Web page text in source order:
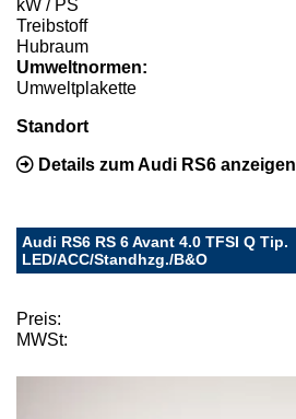
kW / PS
Treibstoff
Hubraum
Umweltnormen:
Umweltplakette
Standort
Details zum Audi RS6 anzeigen
Audi RS6 RS 6 Avant 4.0 TFSI Q Tip.
LED/ACC/Standhzg./B&O
Preis:
MWSt: